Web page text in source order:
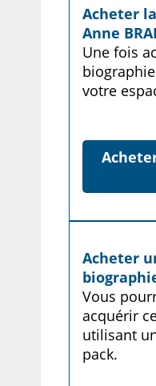
Acheter
Anne
Une fois
votre
Acheter
Vous
acquérir
utilisant
pack.